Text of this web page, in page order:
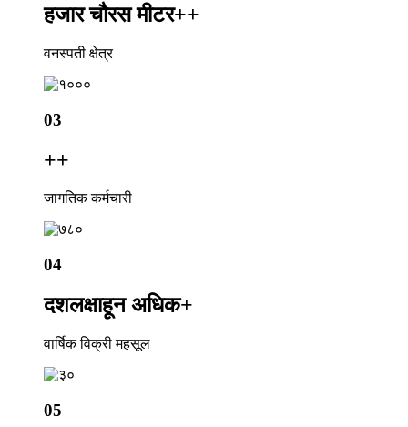
हजार चौरस मीटर++
वनस्पती क्षेत्र
03
++
जागतिक कर्मचारी
04
दशलक्षाहून अधिक+
वार्षिक विक्री महसूल
05